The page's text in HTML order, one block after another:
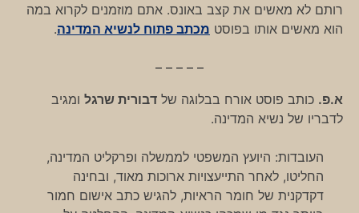
רותם לא מאשים את קצב באונס. אתם מוזמנים לקרוא במה
הוא מאשים אותו בפוסט מכתב פתוח לנשיא המדינה.
– – – – –
א.פ. כותב פוסט אורח בבלוגה של דבורית שרגל ומגיב
לדבריו של נשיא המדינה.
העובדות: היועץ המשפטי לממשלה ופרקליט המדינה,
החליטו, לאחר התייעצויות ארוכות מאוד, ובחינה
דקדקנית של חומר הראיות, להגיש כתב אישום חמור